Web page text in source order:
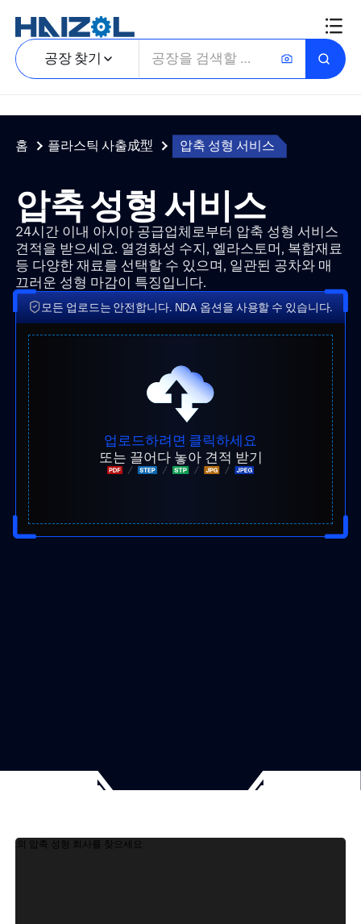
공장 찾기
홈 플라스틱 사출成型 압축 성형 서비스
압축 성형 서비스
24시간 이내 아시아 공급업체로부터 압축 성형 서비스
견적을 받으세요. 열경화성 수지, 엘라스토머, 복합재료
등 다양한 재료를 선택할 수 있으며, 일관된 공차와 매
끄러운 성형 마감이 특징입니다.
모든 업로드는 안전합니다. NDA 옵션을 사용할 수 있습니다.
업로드하려면 클릭하세요
또는 끌어다 놓아 견적 받기